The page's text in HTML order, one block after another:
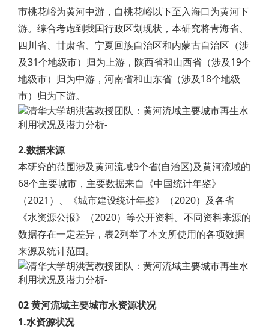
市桃花峪为黄河中游，自桃花峪以下至入海口为黄河下
游。综合考虑到我国行政区划现状，本研究将青海省、
四川省、甘肃省、宁夏回族自治区和内蒙古自治区（涉
及31个地级市）归为上游，陕西省和山西省（涉及19个
地级市）归为中游，河南省和山东省（涉及18个地级
市）归为下游。
2.数据来源
本研究的范围涉及黄河流域9个省(自治区)及黄河流域的
68个主要城市，主要数据来自《中国统计年鉴》
（2021）、《城市建设统计年鉴》（2020）及各省
《水资源公报》（2020）等公开资料。不同资料来源的
数据存在一定差异，表2列举了本文所使用的各项数据
来源及统计范围。
02 黄河流域主要城市水资源状况
1.水资源状况